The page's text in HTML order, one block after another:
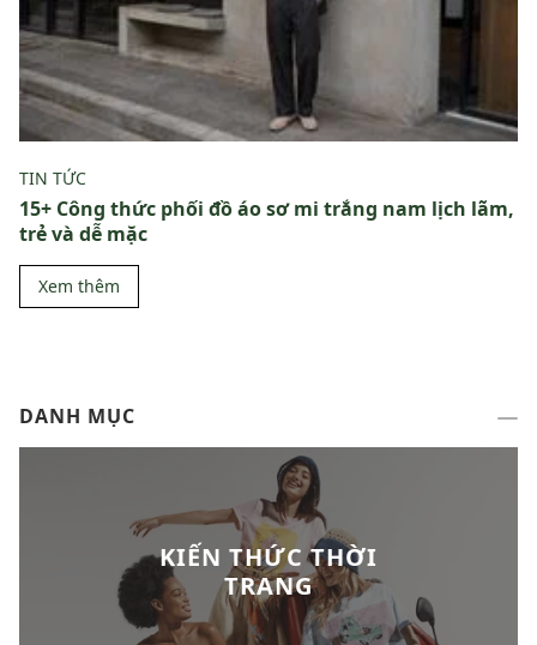
TIN TỨC
15+ Công thức phối đồ áo sơ mi trắng nam lịch lãm,
trẻ và dễ mặc
Xem thêm
DANH MỤC
KIẾN THỨC THỜI
TRANG